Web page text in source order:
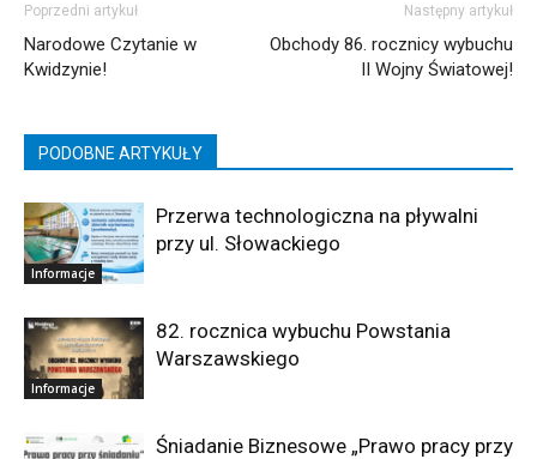
Poprzedni artykuł
Narodowe Czytanie w
Kwidzynie!
Następny artykuł
Obchody 86. rocznicy wybuchu
II Wojny Światowej!
PODOBNE ARTYKUŁY
Informacje
Przerwa technologiczna na pływalni
przy ul. Słowackiego
Informacje
82. rocznica wybuchu Powstania
Warszawskiego
Śniadanie Biznesowe „Prawo pracy przy